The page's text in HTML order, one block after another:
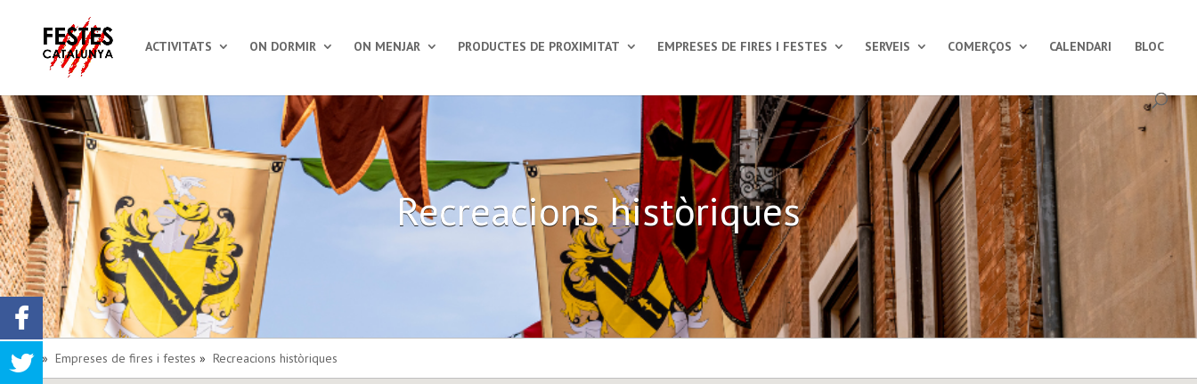
ACTIVITATS ON DORMIR ON MENJAR PRODUCTES DE PROXIMITAT EMPRESES DE FIRES I FESTES SERVEIS COMERÇOS CALENDARI BLOC
Recreacions històriques
Inici » Empreses de fires i festes » Recreacions històriques